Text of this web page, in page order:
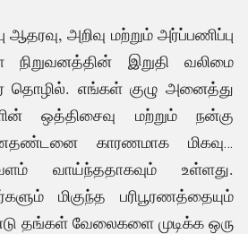
அறிவு மற்றும் அர்ப்பணிப்பு
இறுதி வலிமை
தொழில். எங்கள் குழு அனைத்து
ஒத்திசைவு மற்றும் நன்கு
காரணமாக மிகவும்
வாய்ந்ததாகவும் உள்ளது.
மிகுந்த பரிபூரணத்தையும்
தங்கள் வேலைகளை முடிக்க ஒரு